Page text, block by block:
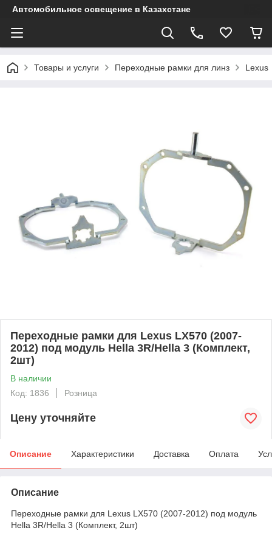
Автомобильное освещение в Казахстане
Товары и услуги Переходные рамки для линз Lexus
Переходные рамки для Lexus LX570 (2007-
2012) под модуль Hella 3R/Hella 3 (Комплект,
2шт)
В наличии
Код: 1836
Розница
Цену уточняйте
Описание Характеристики Доставка Оплата
Описание
Переходные рамки для Lexus LX570 (2007-2012) под модуль
Hella 3R/Hella 3 (Комплект, 2шт)